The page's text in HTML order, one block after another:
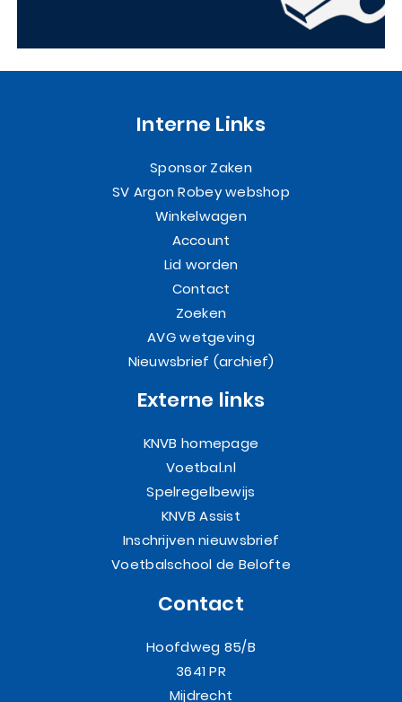
Interne Links
Sponsor Zaken
SV Argon Robey webshop
Winkelwagen
Account
Lid worden
Contact
Zoeken
AVG wetgeving
Nieuwsbrief (archief)
Externe links
KNVB homepage
Voetbal.nl
Spelregelbewijs
KNVB Assist
Inschrijven nieuwsbrief
Voetbalschool de Belofte
Contact
Hoofdweg 85/B
3641 PR
Mijdrecht